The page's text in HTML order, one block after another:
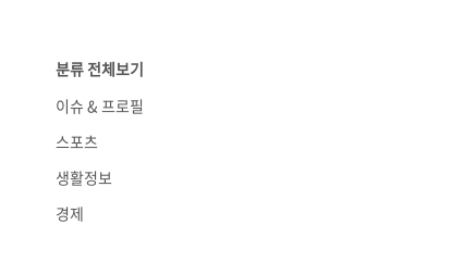
분류 전체보기
이슈 & 프로필
스포츠
생활정보
경제